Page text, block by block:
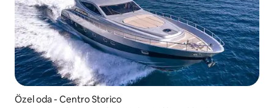
Özel oda - Centro Storico